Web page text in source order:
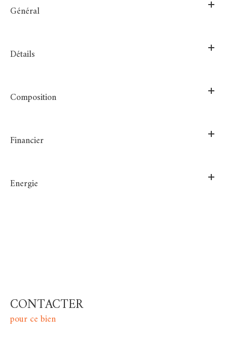
Général
Détails
Composition
Financier
Energie
CONTACTER
pour ce bien